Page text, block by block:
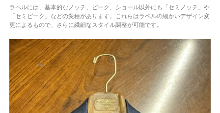
ラペルには、基本的なノッチ、ピーク、ショール以外にも「セミノッチ」や
「セミピーク」などの変種があります。これらはラペルの細かいデザイン変
更によるもので、さらに繊細なスタイル調整が可能です。